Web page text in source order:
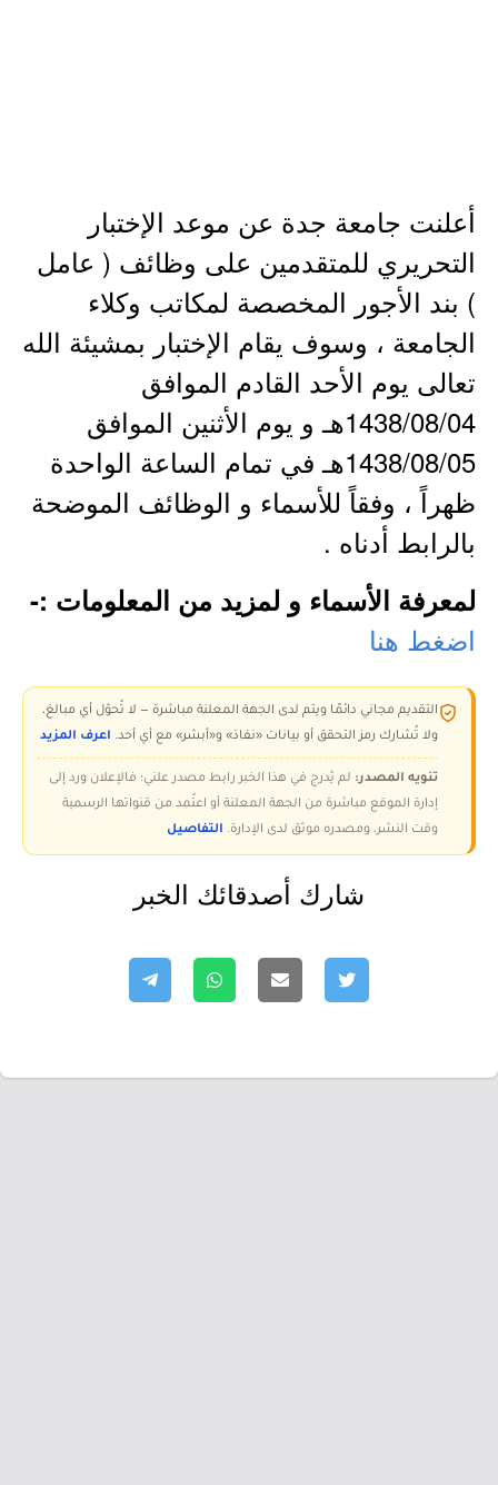
أعلنت جامعة جدة عن موعد الإختبار
التحريري للمتقدمين على وظائف ( عامل
) بند الأجور المخصصة لمكاتب وكلاء
الجامعة ، وسوف يقام الإختبار بمشيئة الله
تعالى يوم الأحد القادم الموافق
1438/08/04هـ و يوم الأثنين الموافق
1438/08/05هـ في تمام الساعة الواحدة
ظهراً ، وفقاً للأسماء و الوظائف الموضحة
بالرابط أدناه .
لمعرفة الأسماء و لمزيد من المعلومات :-
اضغط هنا
التقديم مجاني دائمًا ويتم لدى الجهة المعلنة مباشرة — لا تُحوّل أي مبالغ،
ولا تُشارك رمز التحقق أو بيانات «نفاذ» و«أبشر» مع أي أحد. اعرف المزيد
تنويه المصدر: لم يُدرج في هذا الخبر رابط مصدر علني؛ فالإعلان ورد إلى
إدارة الموقع مباشرة من الجهة المعلنة أو اعتُمد من قنواتها الرسمية
وقت النشر، ومصدره موثق لدى الإدارة. التفاصيل
شارك أصدقائك الخبر